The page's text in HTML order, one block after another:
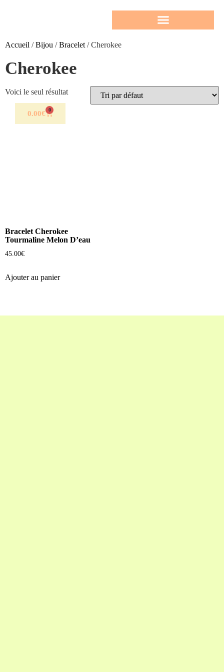
0.00€ 0
Accueil /Bijou /Bracelet / Cherokee
Cherokee
Voici le seul résultat
Bracelet Cherokee
Tourmaline Melon D’eau
45.00€
Ajouter au panier